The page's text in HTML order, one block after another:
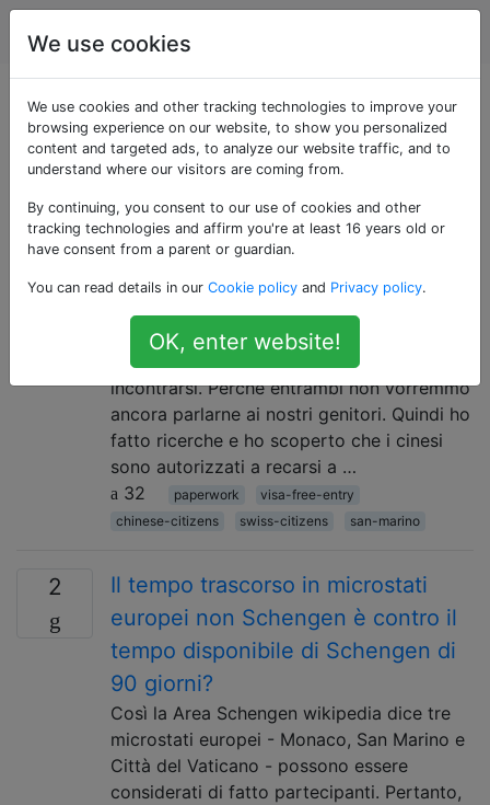
Viaggio
Domande taggate
«san-marino»
8
Quali paesi sono esenti dal visto
per cittadini cinesi e svizzeri?
Sto programmando di incontrare la mia
E abbiamo qualche problema a scoprire
quale sarebbe il modo migliore per
incontrarsi. Perché entrambi non vorremmo
ancora parlarne ai nostri genitori. Quindi ho
fatto ricerche e ho scoperto che i cinesi
sono autorizzati a recarsi a …
32
paperwork
visa-free-entry
chinese-citizens
swiss-citizens san-marino
2
Il tempo trascorso in microstati
europei non Schengen è contro il
tempo disponibile di Schengen di
90 giorni?
Così la Area Schengen wikipedia dice tre
microstati europei - Monaco, San Marino e
Città del Vaticano - possono essere
considerati di fatto partecipanti. Pertanto,
We use cookies
We use cookies and other tracking technologies to improve your
browsing experience on our website, to show you personalized
content and targeted ads, to analyze our website traffic, and to
understand where our visitors are coming from.
By continuing, you consent to our use of cookies and other
tracking technologies and affirm you're at least 16 years old or
have consent from a parent or guardian.
You can read details in our Cookie policy and Privacy policy.
OK, enter website!